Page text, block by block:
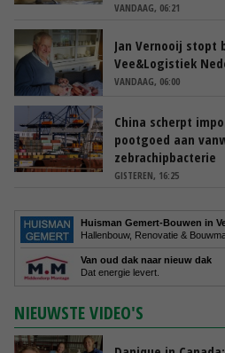
VANDAAG, 06:21
Jan Vernooij stopt
Vee&Logistiek
VANDAAG, 06:00
China scherpt
pootgoed aan
zebrachipbacterie
GISTEREN, 16:25
Huisman Gemert-Bouwen in
Hallenbouw, Renovatie &
Van oud dak naar nieuw dak
Dat energie levert.
NIEUWSTE VIDEO'S